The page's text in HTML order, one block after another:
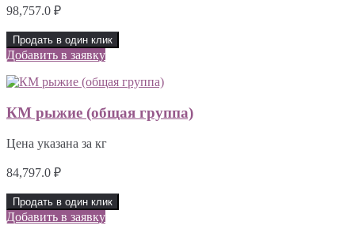
98,757.0 ₽
Продать в один клик
Добавить в заявку
КМ рыжие (общая группа)
Цена указана за кг
84,797.0 ₽
Продать в один клик
Добавить в заявку